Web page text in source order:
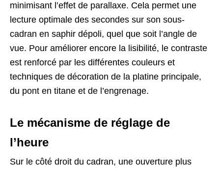
minimisant l’effet de parallaxe. Cela permet une
lecture optimale des secondes sur son sous-
cadran en saphir dépoli, quel que soit l’angle de
vue. Pour améliorer encore la lisibilité, le contraste
est renforcé par les différentes couleurs et
techniques de décoration de la platine principale,
du pont en titane et de l’engrenage.
Le mécanisme de réglage de
l’heure
Sur le côté droit du cadran, une ouverture plus